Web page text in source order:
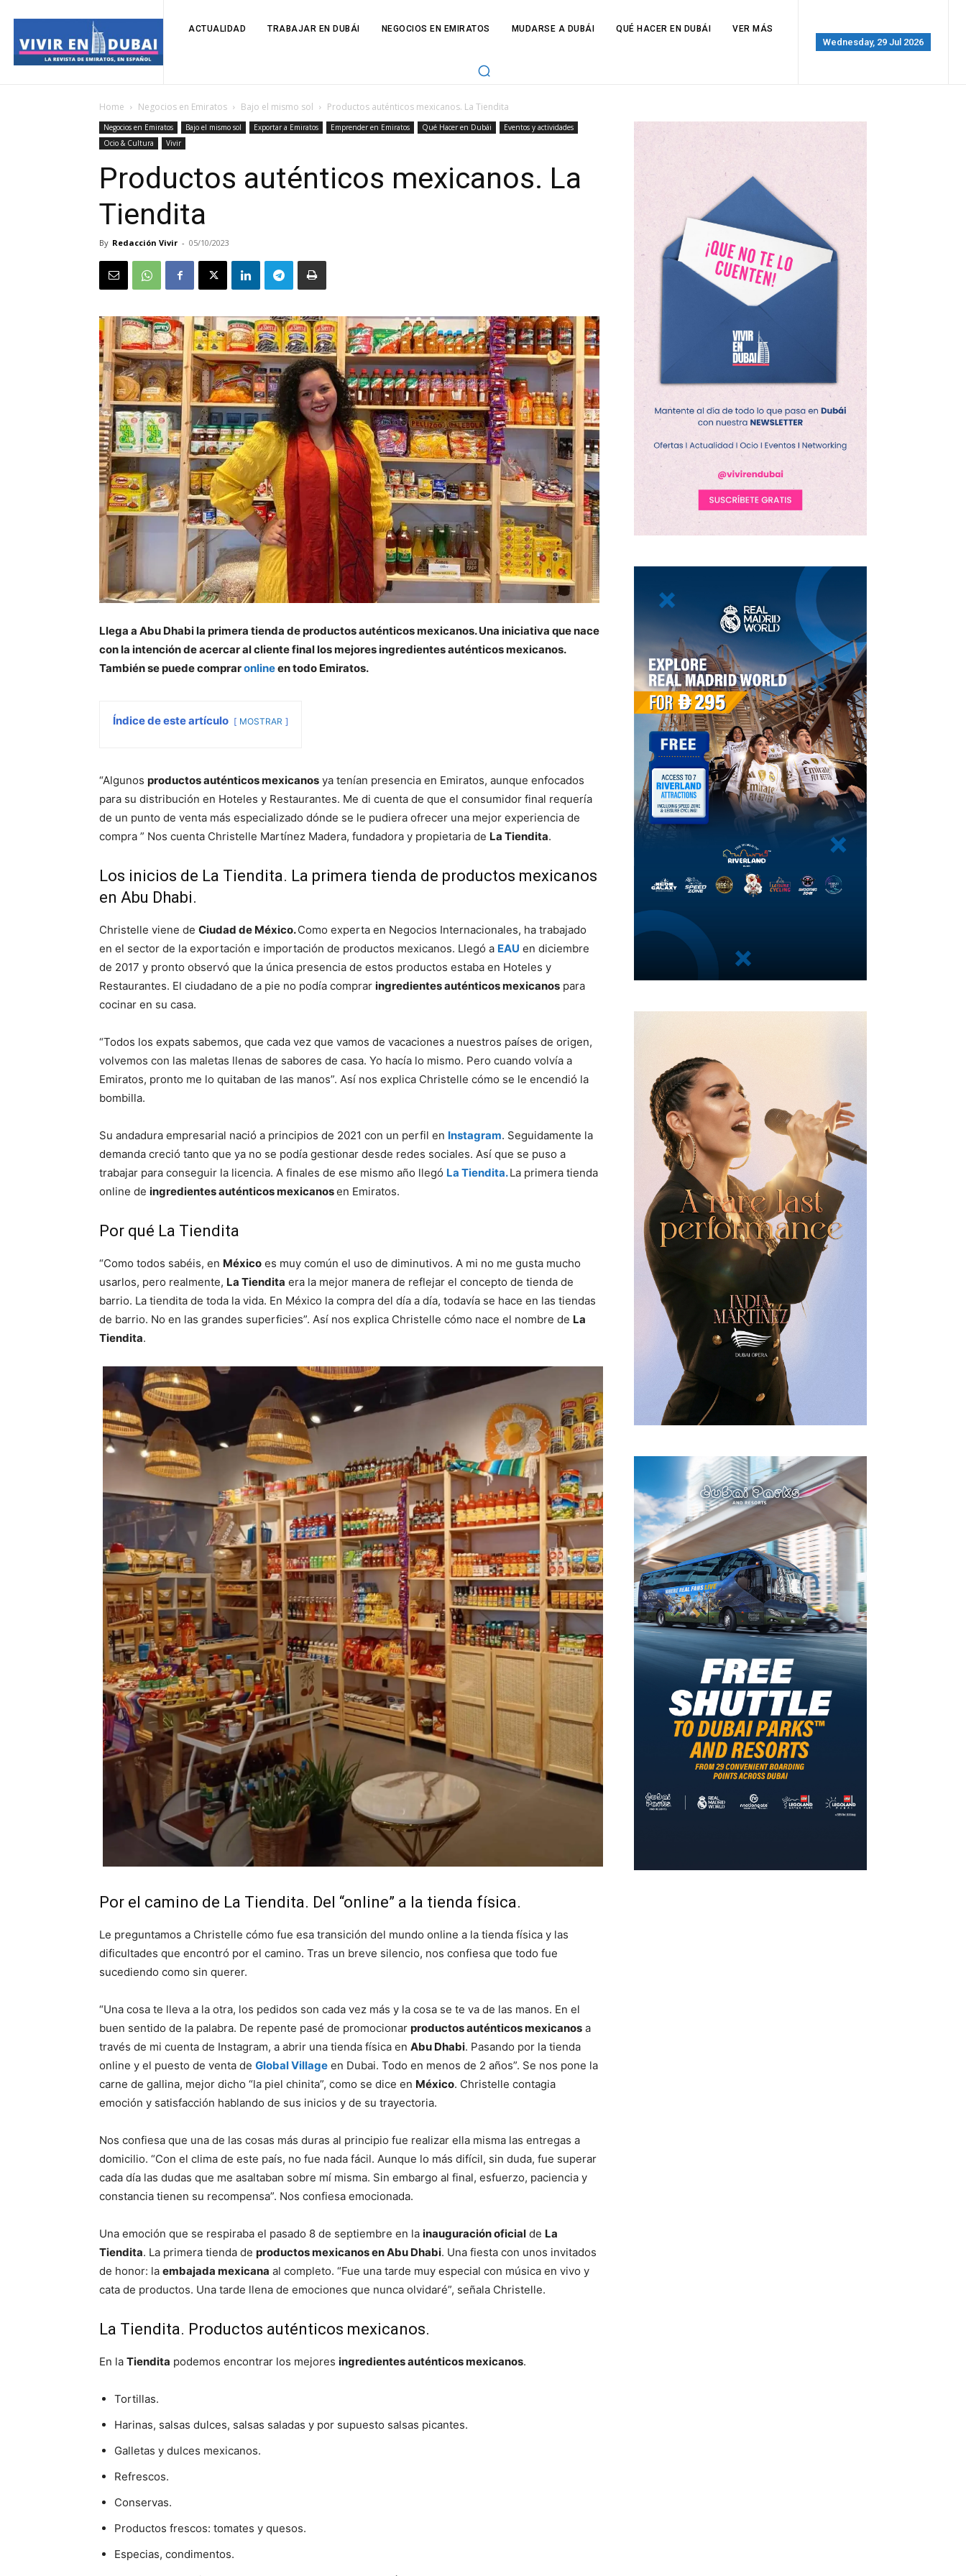
ACTUALIDAD TRABAJAR EN DUBÁI NEGOCIOS EN EMIRATOS MUDARSE A DUBÁI QUÉ HACER EN DUBÁI VER MÁS
Wednesday, 29 Jul 2026
Home Negocios en Emiratos Bajo el mismo sol Productos auténticos mexicanos. La Tiendita
Negocios en Emiratos Bajo el mismo sol Exportar a Emiratos Emprender en Emiratos Qué Hacer en Dubái
Eventos y actividades
Ocio & Cultura
Vivir
Productos auténticos mexicanos. La
Tiendita
By Redacción Vivir - 05/10/2023
Llega a Abu Dhabi la primera tienda de productos auténticos mexicanos. Una iniciativa que nace
con la intención de acercar al cliente final los mejores ingredientes auténticos mexicanos.
También se puede compraronlineen todo Emiratos.
Índice de este artículo MOSTRAR
“Algunos productos auténticos mexicanos ya tenían presencia en Emiratos, aunque enfocados
para su distribución en Hoteles y Restaurantes. Me di cuenta de que el consumidor final requería
de un punto de venta más especializado dónde se le pudiera ofrecer una mejor experiencia de
compra ” Nos cuenta Christelle Martínez Madera, fundadora y propietaria de La Tiendita.
Los inicios de La Tiendita. La primera tienda de productos mexicanos
en Abu Dhabi.
Christelle viene de Ciudad de México.Como experta en Negocios Internacionales, ha trabajado
en el sector de la exportación e importación de productos mexicanos. Llegó a EAU en diciembre
de 2017 y pronto observó que la única presencia de estos productos estaba en Hoteles y
Restaurantes. El ciudadano de a pie no podía comprar ingredientes auténticos mexicanos para
cocinar en su casa.
“Todos los expats sabemos, que cada vez que vamos de vacaciones a nuestros países de origen,
volvemos con las maletas llenas de sabores de casa. Yo hacía lo mismo. Pero cuando volvía a
Emiratos, pronto me lo quitaban de las manos”. Así nos explica Christelle cómo se le encendió la
bombilla.
Su andadura empresarial nació a principios de 2021 con un perfil en Instagram. Seguidamente la
demanda creció tanto que ya no se podía gestionar desde redes sociales. Así que se puso a
trabajar para conseguir la licencia. A finales de ese mismo año llegó La Tiendita.La primera tienda
online de ingredientes auténticos mexicanosen Emiratos.
Por qué La Tiendita
“Como todos sabéis, en México es muy común el uso de diminutivos. A mi no me gusta mucho
usarlos, pero realmente, La Tiendita era la mejor manera de reflejar el concepto de tienda de
barrio. La tiendita de toda la vida. En México la compra del día a día, todavía se hace en las tiendas
de barrio. No en las grandes superficies”. Así nos explica Christelle cómo nace el nombre de La
Tiendita.
Por el camino de La Tiendita. Del “online” a la tienda física.
Le preguntamos a Christelle cómo fue esa transición del mundo online a la tienda física y las
dificultades que encontró por el camino. Tras un breve silencio, nos confiesa que todo fue
sucediendo como sin querer.
“Una cosa te lleva a la otra, los pedidos son cada vez más y la cosa se te va de las manos. En el
buen sentido de la palabra. De repente pasé de promocionar productos auténticos mexicanos a
través de mi cuenta de Instagram, a abrir una tienda física en Abu Dhabi. Pasando por la tienda
online y el puesto de venta de Global Village en Dubai. Todo en menos de 2 años”. Se nos pone la
carne de gallina, mejor dicho “la piel chinita”, como se dice en México. Christelle contagia
emoción y satisfacción hablando de sus inicios y de su trayectoria.
Nos confiesa que una de las cosas más duras al principio fue realizar ella misma las entregas a
domicilio. “Con el clima de este país, no fue nada fácil. Aunque lo más difícil, sin duda, fue superar
cada día las dudas que me asaltaban sobre mí misma. Sin embargo al final, esfuerzo, paciencia y
constancia tienen su recompensa”. Nos confiesa emocionada.
Una emoción que se respiraba el pasado 8 de septiembre en la inauguración oficial de La
Tiendita. La primera tienda de productos mexicanos en Abu Dhabi. Una fiesta con unos invitados
de honor: la embajada mexicana al completo. “Fue una tarde muy especial con música en vivo y
cata de productos. Una tarde llena de emociones que nunca olvidaré”, señala Christelle.
La Tiendita. Productos auténticos mexicanos.
En la Tiendita podemos encontrar los mejores ingredientes auténticos mexicanos.
Tortillas.
Harinas, salsas dulces, salsas saladas y por supuesto salsas picantes.
Galletas y dulces mexicanos.
Refrescos.
Conservas.
Productos frescos: tomates y quesos.
Especias, condimentos.